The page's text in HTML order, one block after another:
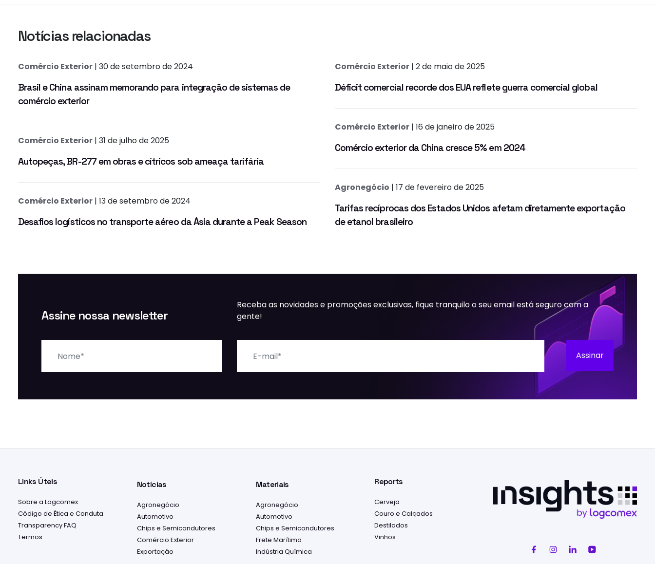
Notícias relacionadas
Comércio Exterior | 30 de setembro de 2024
Brasil e China assinam memorando para integração de sistemas de
comércio exterior
Comércio Exterior | 31 de julho de 2025
Autopeças, BR-277 em obras e cítricos sob ameaça tarifária
Comércio Exterior | 13 de setembro de 2024
Desafios logísticos no transporte aéreo da Ásia durante a Peak Season
Comércio Exterior | 2 de maio de 2025
Déficit comercial recorde dos EUA reflete guerra comercial global
Comércio Exterior | 16 de janeiro de 2025
Comércio exterior da China cresce 5% em 2024
Agronegócio | 17 de fevereiro de 2025
Tarifas recíprocas dos Estados Unidos afetam diretamente exportação
de etanol brasileiro
Assine nossa newsletter
Receba as novidades e promoções exclusivas, fique tranquilo o seu email está seguro com a
gente!
Assinar
Links Úteis
Sobre a Logcomex
Código de Ética e Conduta
Transparency FAQ
Termos
Notícias
Agronegócio
Automotivo
Chips e Semicondutores
Comércio Exterior
Exportação
Materiais
Agronegócio
Automotivo
Chips e Semicondutores
Frete Marítimo
Indústria Química
Reports
Cerveja
Couro e Calçados
Destilados
Vinhos